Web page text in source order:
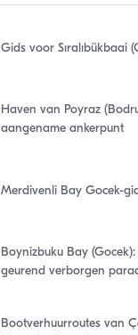
Gids voor Sıralıbükbaai
Haven van Poyraz
aangename ankerpunt
Merdivenli Bay Gocek-
Boynizbuku Bay
geurend verborgen
Bootverhuurroutes van